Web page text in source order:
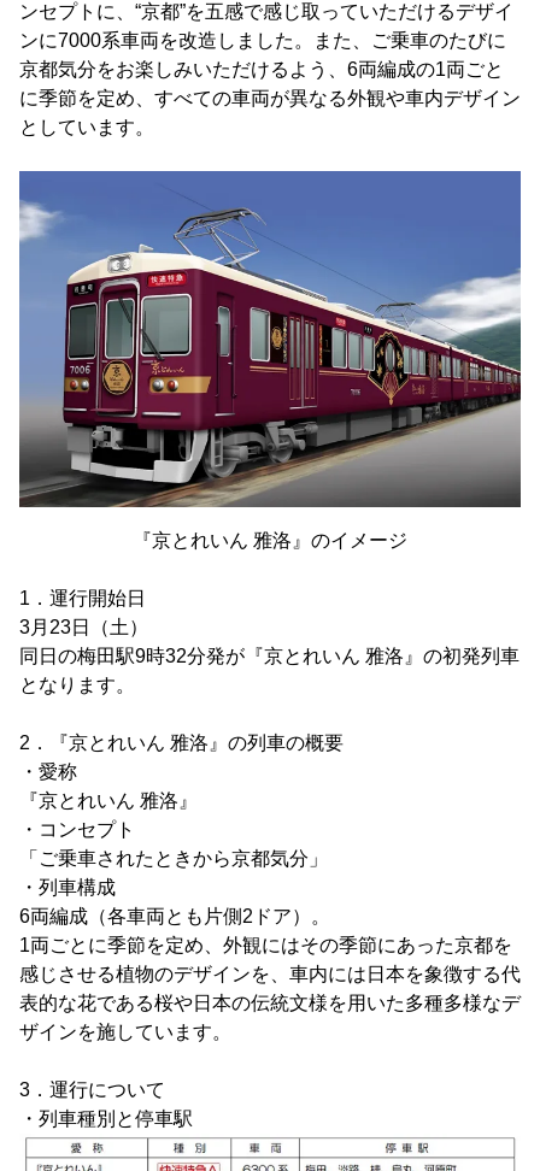
ンセプトに、“京都”を五感で感じ取っていただけるデザイ
ンに7000系車両を改造しました。また、ご乗車のたびに
京都気分をお楽しみいただけるよう、6両編成の1両ごと
に季節を定め、すべての車両が異なる外観や車内デザイン
としています。
『京とれいん 雅洛』のイメージ
1．運行開始日
3月23日（土）
同日の梅田駅9時32分発が『京とれいん 雅洛』の初発列車
となります。
2．『京とれいん 雅洛』の列車の概要
・愛称
『京とれいん 雅洛』
・コンセプト
「ご乗車されたときから京都気分」
・列車構成
6両編成（各車両とも片側2ドア）。
1両ごとに季節を定め、外観にはその季節にあった京都を
感じさせる植物のデザインを、車内には日本を象徴する代
表的な花である桜や日本の伝統文様を用いた多種多様なデ
ザインを施しています。
3．運行について
・列車種別と停車駅